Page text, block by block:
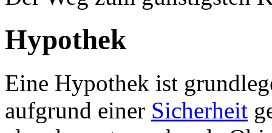
Hypothek
Eine Hypothek ist
aufgrund einer Sicherheit